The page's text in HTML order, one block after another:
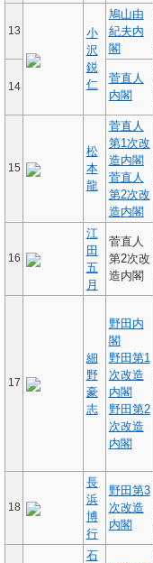
13
小
沢
鋭
仁
鳩山由
紀夫内
閣
14
菅直人
内閣
15
松
本
龍
菅直人
第1次改
造内閣
菅直人
第2次改
造内閣
16
江
田
五
月
菅直人
第2次改
造内閣
17
細
野
豪
志
野田内
閣
野田第1
次改造
内閣
野田第2
次改造
内閣
18
長
浜
博
行
野田第3
次改造
内閣
石